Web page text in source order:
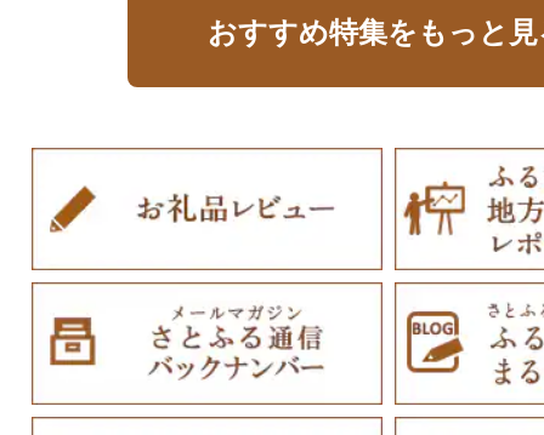
おすすめ特集をもっと